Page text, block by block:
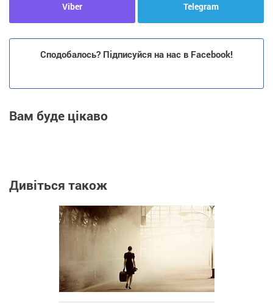
Viber Telegram
Сподобалось? Підписуйся на нас в Facebook!
Вам буде цікаво
Дивіться також